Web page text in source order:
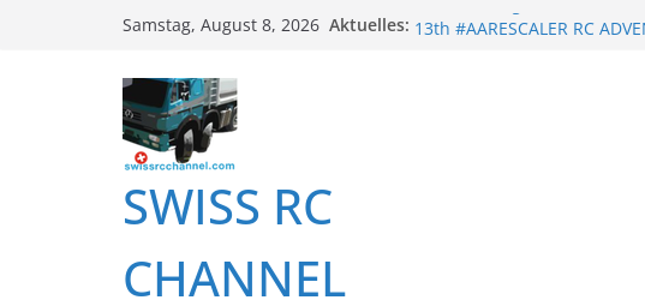
Samstag, August 8, 2026 Aktuelles: Awesome Big RC Scale Boats
SWISS RC
CHANNEL